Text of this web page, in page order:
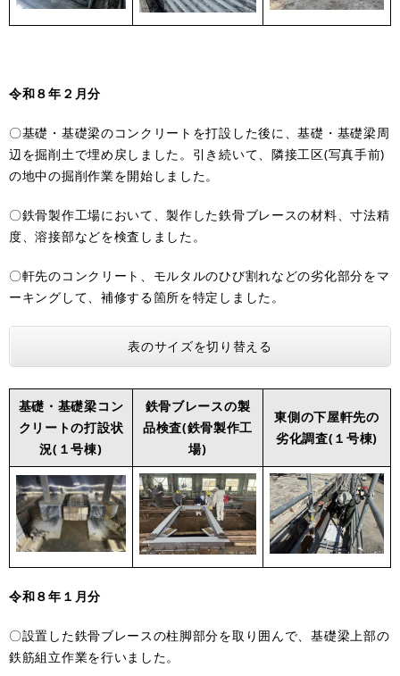
令和８年２月分
〇基礎・基礎梁のコンクリートを打設した後に、基礎・基礎梁周
辺を掘削土で埋め戻しました。引き続いて、隣接工区(写真手前)
の地中の掘削作業を開始しました。
〇鉄骨製作工場において、製作した鉄骨ブレースの材料、寸法精
度、溶接部などを検査しました。
〇軒先のコンクリート、モルタルのひび割れなどの劣化部分をマ
ーキングして、補修する箇所を特定しました。
表のサイズを切り替える
基礎・基礎梁コン
クリートの打設状
況(１号棟)
鉄骨ブレースの製
品検査(鉄骨製作工
場)
東側の下屋軒先の
劣化調査(１号棟)
令和８年１月分
〇設置した鉄骨ブレースの柱脚部分を取り囲んで、基礎梁上部の
鉄筋組立作業を行いました。